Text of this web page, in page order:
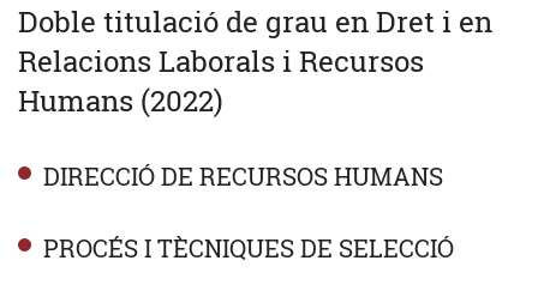
Doble titulació de grau en Dret i en
Relacions Laborals i Recursos
Humans (2022)
DIRECCIÓ DE RECURSOS HUMANS
PROCÉS I TÈCNIQUES DE SELECCIÓ